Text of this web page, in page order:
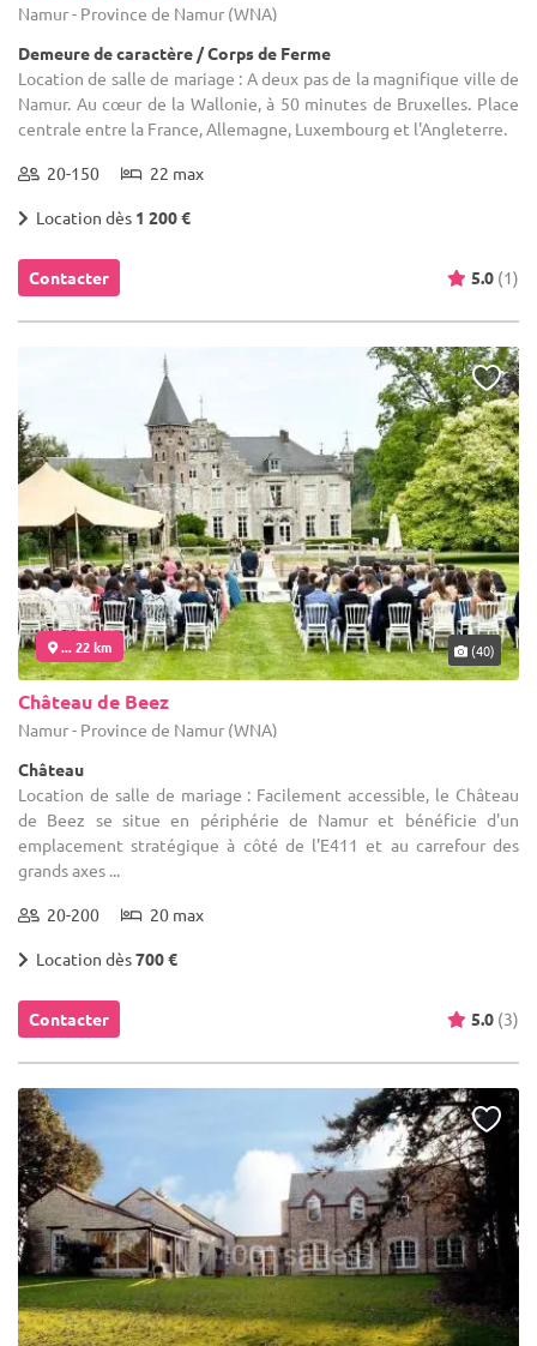
Namur - Province de Namur (WNA)
Demeure de caractère / Corps de Ferme
Location de salle de mariage : A deux pas de la magnifique ville de
Namur. Au cœur de la Wallonie, à 50 minutes de Bruxelles. Place
centrale entre la France, Allemagne, Luxembourg et l'Angleterre.
20-150 22 max
Location dès 1 200 €
Contacter 5.0 (1)
... 22 km (40)
Château de Beez
Namur - Province de Namur (WNA)
Château
Location de salle de mariage : Facilement accessible, le Château
de Beez se situe en périphérie de Namur et bénéficie d'un
emplacement stratégique à côté de l'E411 et au carrefour des
grands axes ...
20-200 20 max
Location dès700 €
Contacter 5.0 (3)